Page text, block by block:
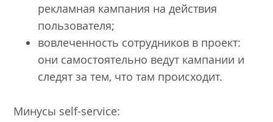
рекламная кампания на действия
пользователя;
вовлеченность сотрудников в проект:
они самостоятельно ведут кампании и
следят за тем, что там происходит.
Минусы self-service: